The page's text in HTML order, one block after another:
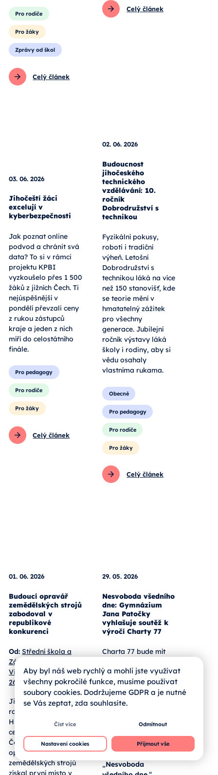
Pro rodiče
Pro žáky
Zprávy od škol
Celý článek
Celý článek
03. 06. 2026
Jihočeští žáci
excelují v
kyberbezpečnosti
Jak poznat online
podvod a chránit svá
data? To si v rámci
projektu KPBI
vyzkoušelo přes 1 500
žáků z jižních Čech. Ti
nejúspěšnější v
pondělí převzali ceny
z rukou zástupců
kraje a jeden z nich
míří do celostátního
finále.
Pro pedagogy
Pro rodiče
Pro žáky
Celý článek
02. 06. 2026
Budoucnost
jihočeského
technického
vzdělávání: 10.
Dobrodružství s
technikou
Fyzikální pokusy,
roboti i tradiční
výheň. Letošní
Dobrodružství s
technikou láká na více
než 150 stanovišť, kde
se teorie mění v
hmatatelný zážitek
pro všechny
generace. Jubilejní
ročník výstavy láká
školy i rodiny, aby si
vlastníma rukama.
Obecné
Pro pedagogy
Pro rodiče
Pro žáky
01. 06. 2026
Budoucí opravář
zemědělských strojů
republikové
konkurenci
Od:
Střední škola a
Základní škola,
Vimperk, Nerudova
267
Jihočeský žák třetího
ročníku Matouš
Humpál obstál v
celostátní soutěži
České ručičky. V klání
29. 05. 2026
Nesvoboda všedního
dne: Gymnázium
Jana Patočky
vyhlašuje soutěž k
výročí Charty 77
Charta 77 bude mít
padesát let.
Gymnázium prof.
Jana Patočky k této
celostátní soutěž
Patočkovo
memorandum. Cílí na
středoškoláky a ptá
Aby byl náš web rychlý a mohli jste využívat
všechny pokročilé funkce, musíme používat
soubory cookies. Dodržujeme GDPR a je nutné
se Vás zeptat, zda souhlasíte.
Číst více Odmítnout
Nastavení cookies Přijmout vše